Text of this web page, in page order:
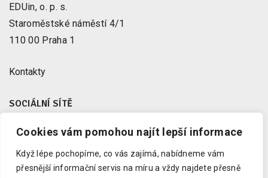
Cookies vám pomohou najít lepší informace
Když lépe pochopíme, co vás zajímá, nabídneme vám
přesnější informační servis na míru a vždy najdete přesně
EDUin, o. p. s.
Staroměstské náměstí 4/1
110 00 Praha 1
Kontakty
SOCIÁLNÍ SÍTĚ
Facebook
Instagram